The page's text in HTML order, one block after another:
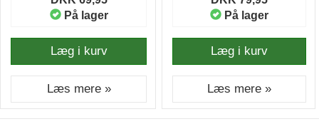
På lager
Læg i kurv
Læs mere »
På lager
Læg i kurv
Læs mere »